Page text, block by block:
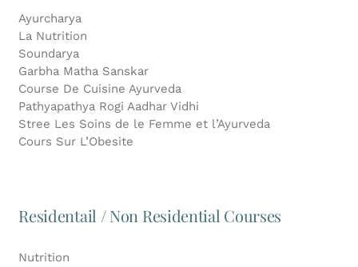
Ayurcharya
La Nutrition
Soundarya
Garbha Matha Sanskar
Course De Cuisine Ayurveda
Pathyapathya Rogi Aadhar Vidhi
Stree Les Soins de le Femme et l’Ayurveda
Cours Sur L’Obesite
Residentail / Non Residential Courses
Nutrition